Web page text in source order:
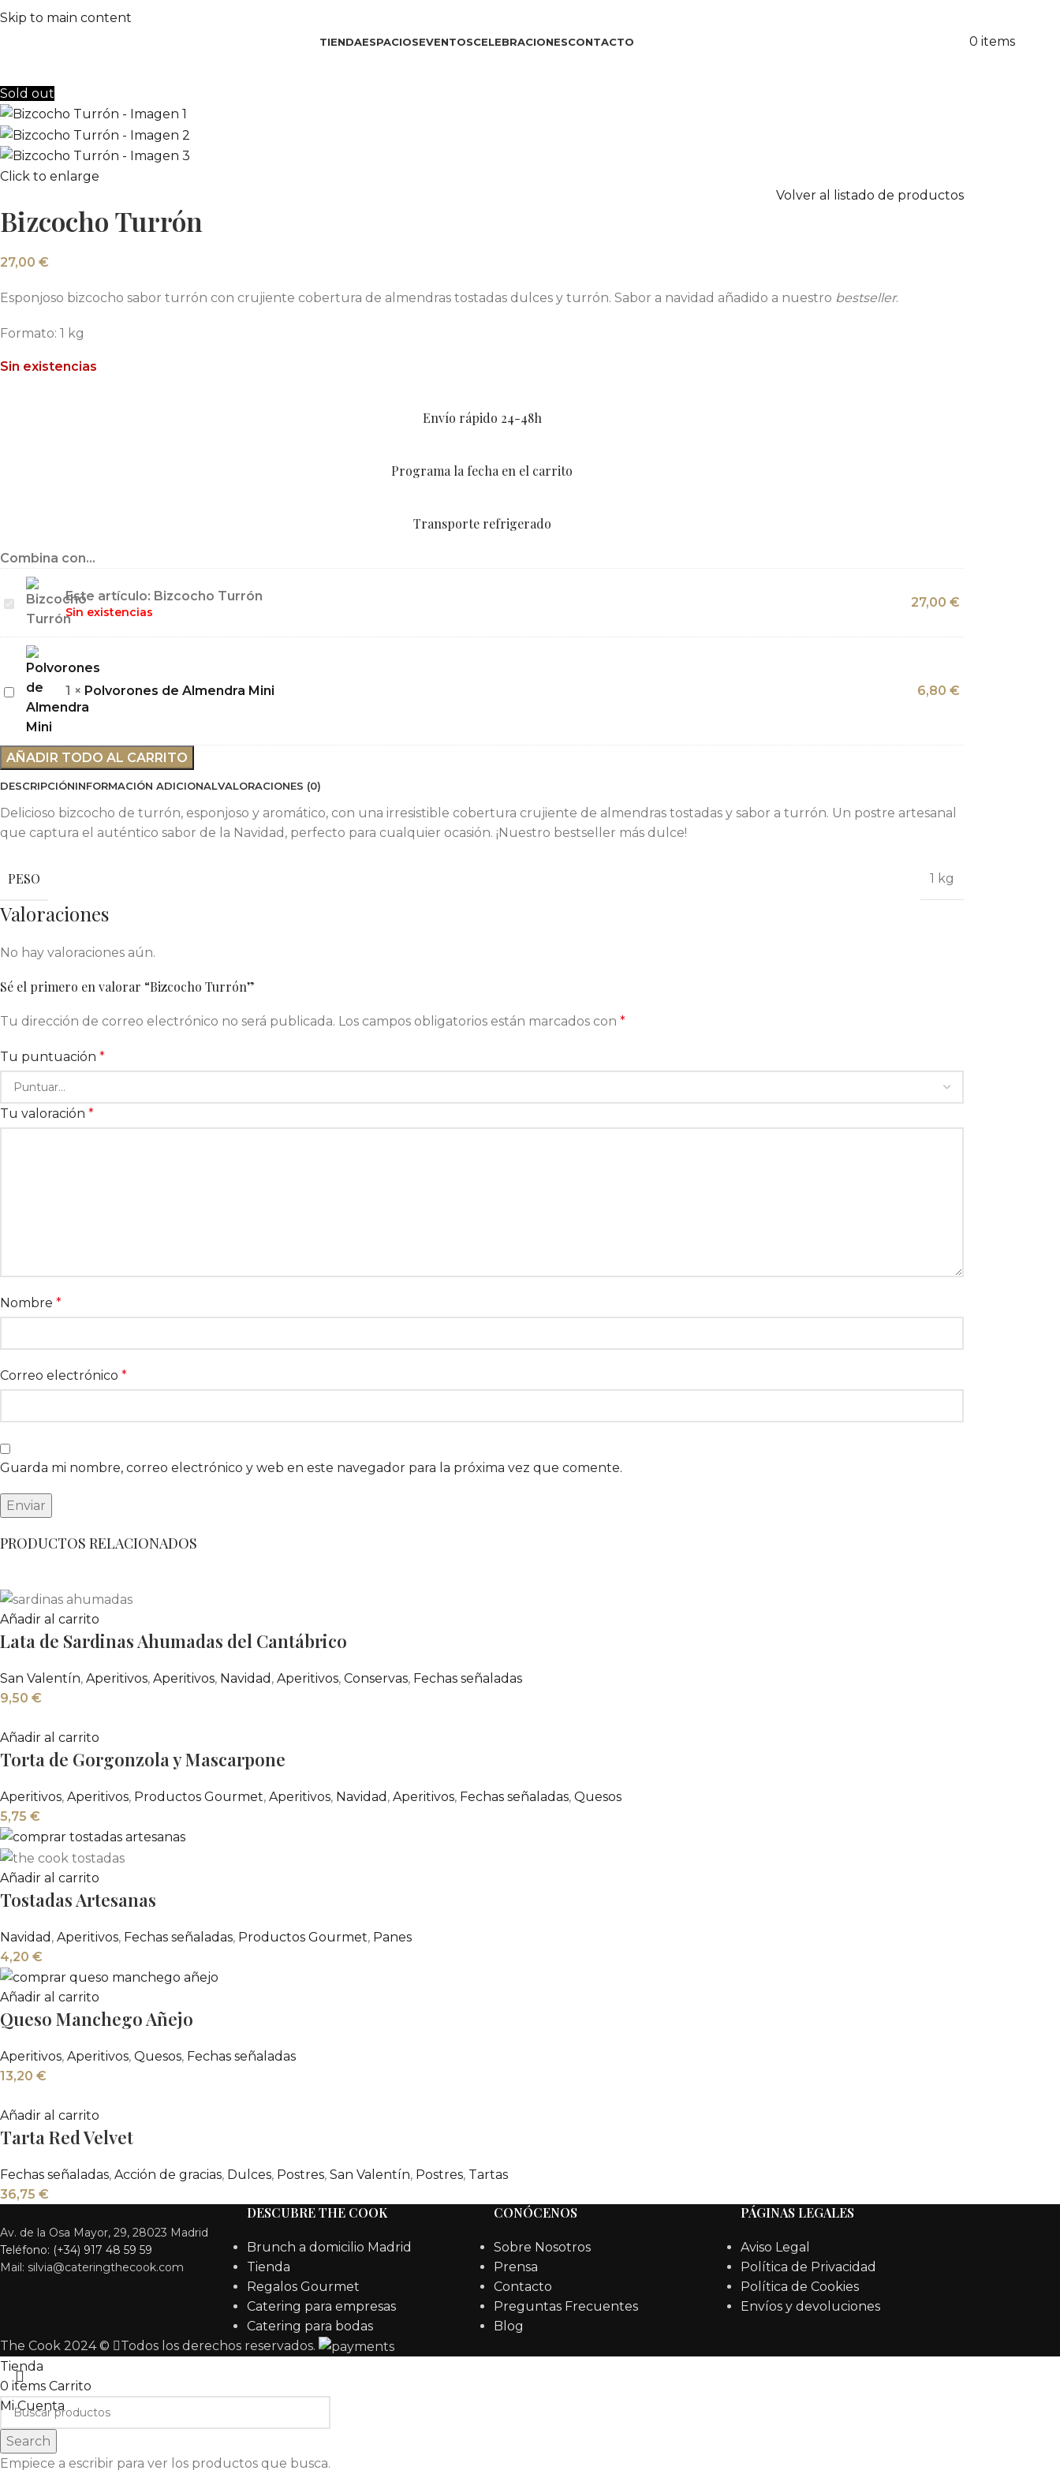
Skip to main content
TIENDAESPACIOSEVENTOSCELEBRACIONESCONTACTO 0 items
Sold out
Click to enlarge
Volver al listado de productos
Bizcocho Turrón
27,00 €
Esponjoso bizcocho sabor turrón con crujiente cobertura de almendras tostadas dulces y turrón. Sabor a navidad añadido a nuestro bestseller.
Formato: 1 kg
Sin existencias
Envío rápido 24-48h
Programa la fecha en el carrito
Transporte refrigerado
Combina con...
Bizcocho
Turrón
Este artículo: Bizcocho Turrón
Sin existencias
27,00 €
Polvorones
Almendra
Mini
1 × Polvorones de Almendra Mini 6,80 €
AÑADIR TODO AL CARRITO
DESCRIPCIÓNINFORMACIÓN ADICIONALVALORACIONES (0)
Delicioso bizcocho de turrón, esponjoso y aromático, con una irresistible cobertura crujiente de almendras tostadas y sabor a turrón. Un postre artesanal
que captura el auténtico sabor de la Navidad, perfecto para cualquier ocasión. ¡Nuestro bestseller más dulce!
PESO 1 kg
Valoraciones
No hay valoraciones aún.
Sé el primero en valorar “Bizcocho Turrón”
Tu dirección de correo electrónico no será publicada. Los campos obligatorios están marcados con *
Tu puntuación *
Tu valoración *
Nombre *
Correo electrónico *
Guarda mi nombre, correo electrónico y web en este navegador para la próxima vez que comente.
PRODUCTOS RELACIONADOS
Añadir al carrito
Lata de Sardinas Ahumadas del Cantábrico
San Valentín, Aperitivos, Aperitivos, Navidad , Aperitivos, Conservas, Fechas señaladas
9,50 €
Añadir al carrito
Torta de Gorgonzola y Mascarpone
Aperitivos, Aperitivos, Productos Gourmet, Aperitivos, Navidad , Aperitivos, Fechas señaladas, Quesos
5,75 €
Añadir al carrito
Tostadas Artesanas
Navidad , Aperitivos, Fechas señaladas, Productos Gourmet, Panes
4,20 €
Añadir al carrito
Queso Manchego Añejo
Aperitivos, Aperitivos, Quesos, Fechas señaladas
13,20 €
Añadir al carrito
Tarta Red Velvet
Fechas señaladas, Acción de gracias, Dulces, Postres, San Valentín, Postres, Tartas
36,75 €
Av. de la Osa Mayor, 29, 28023 Madrid
Teléfono: (+34) 917 48 59 59
Mail: silvia@cateringthecook.com
DESCUBRE THE COOK
Brunch a domicilio Madrid
Tienda
Regalos Gourmet
Catering para empresas
Catering para bodas
CONÓCENOS
Sobre Nosotros
Prensa
Contacto
Preguntas Frecuentes
Blog
PÁGINAS LEGALES
Aviso Legal
Política de Privacidad
Política de Cookies
Envíos y devoluciones
The Cook 2024 © Todos los derechos reservados.
Search
Empiece a escribir para ver los productos que busca.
Tienda
0 items Carrito
Mi Cuenta